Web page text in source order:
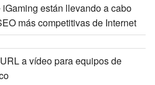
están llevando a cabo
más competitivas de Internet
a vídeo para equipos de